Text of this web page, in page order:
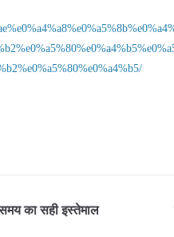
का सही इस्तेमाल